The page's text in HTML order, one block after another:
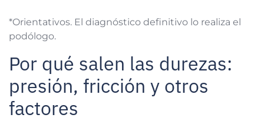
*Orientativos. El diagnóstico definitivo lo realiza el
podólogo.
Por qué salen las durezas:
presión, fricción y otros
factores